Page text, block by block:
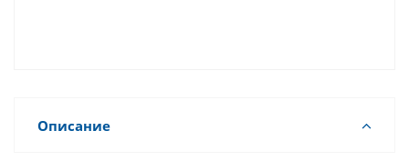
Описание